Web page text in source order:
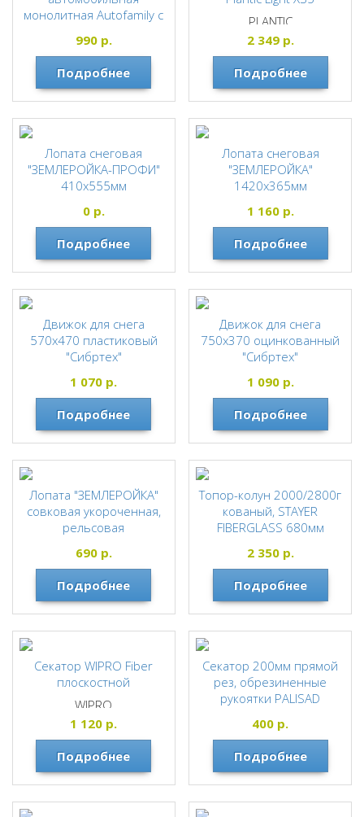
монолитная Autofamily с
245х299х800мм
990р.
Подробнее
PLANTIC
2 349р.
Подробнее
Лопата снеговая
"ЗЕМЛЕРОЙКА-ПРОФИ"
410х555мм
ЗЕМЛЕРОЙКА
0р.
Подробнее
Лопата снеговая
"ЗЕМЛЕРОЙКА"
1420х365мм
ЗЕМЛЕРОЙКА
1 160р.
Подробнее
Движок для снега
570х470 пластиковый
"Сибртех"
СИБРТЕХ
1 070 р.
Подробнее
Движок для снега
750х370 оцинкованный
"Сибртех"
СИБРТЕХ
1 090р.
Подробнее
Лопата "ЗЕМЛЕРОЙКА"
совковая укороченная,
рельсовая
черенок с ручкой ,длина
720мм
ЗЕМЛЕРОЙКА
690р.
Подробнее
Топор-колун 2000/2800г
кованый, STAYER
FIBERGLASS 680мм
STAYER FIBERGLASS
2 350р.
Подробнее
Секатор WIPRO Fiber
плоскостной
WIPRO
1 120 р.
Подробнее
Секатор 200мм прямой
рез, обрезиненные
рукоятки PALISAD
PALISAD
400 р.
Подробнее